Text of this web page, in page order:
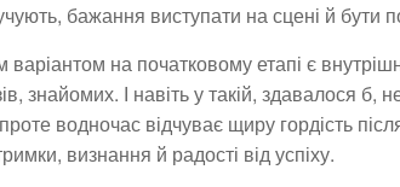
бажання виступати на сцені й
на початковому етапі є
знайомих. І навіть у такій, здавалося б,
водночас відчуває щиру гордість
визнання й радості від успіху.